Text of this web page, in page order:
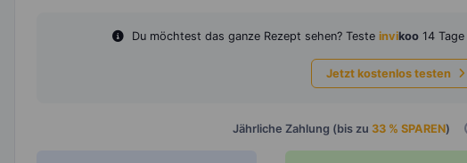
Du möchtest das ganze Rezept sehen? Teste invikoo 14
Jetzt kostenlos testen
Jährliche Zahlung (bis zu 33 % SPAREN)